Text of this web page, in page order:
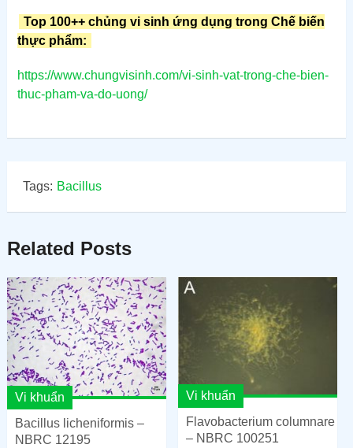
Top 100++ chủng vi sinh ứng dụng trong Chế biến
thực phẩm:
https://www.chungvisinh.com/vi-sinh-vat-trong-che-bien-
thuc-pham-va-do-uong/
Tags: Bacillus
Related Posts
Vi khuẩn
Bacillus licheniformis –
NBRC 12195
Vi khuẩn
Flavobacterium columnare
– NBRC 100251